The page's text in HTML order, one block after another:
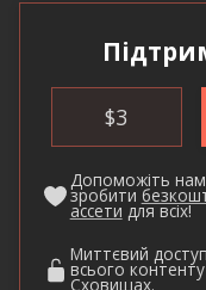
$3
Допоможіть нам
зробити
ассети для всіх!
Миттєвий
всього
Сховищах.